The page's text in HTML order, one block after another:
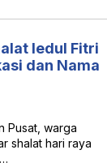
Iedul Fitri
dan Nama
Pusat, warga
shalat hari raya